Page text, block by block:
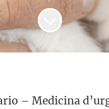
– Medicina